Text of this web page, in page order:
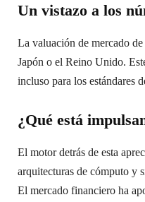
Un vistazo a los
La valuación de mercado
Japón o el Reino Unido.
incluso para los estándares
¿Qué está
El motor detrás de esta
arquitecturas de cómputo y
El mercado financiero ha